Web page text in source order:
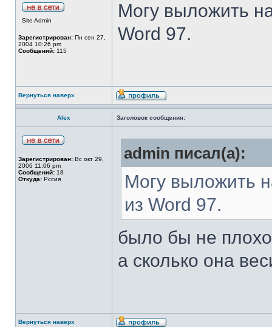
Site Admin
Зарегистрирован: Пн сен 27,
2004 10:26 pm
Сообщений: 115
Могу выложить
Word 97.
Вернуться наверх
Аlex Заголовок сообщения:
Зарегистрирован: Вс окт 29,
2006 11:06 pm
Сообщений: 18
Откуда: Рссия
admin писал(а):
Могу выложить
из Word 97.
было бы не
а сколько она
Вернуться наверх